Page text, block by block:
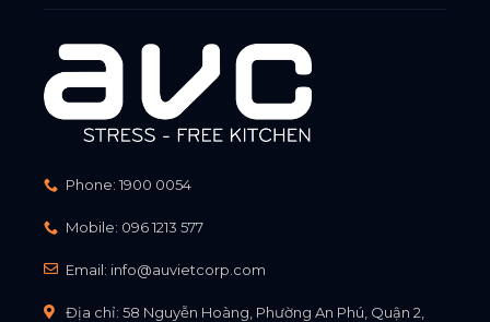
Phone: 1900 0054
Mobile: 096 1213 577
Email: info@auvietcorp.com
Địa chỉ: 58 Nguyễn Hoàng, Phường An Phú, Quận 2,